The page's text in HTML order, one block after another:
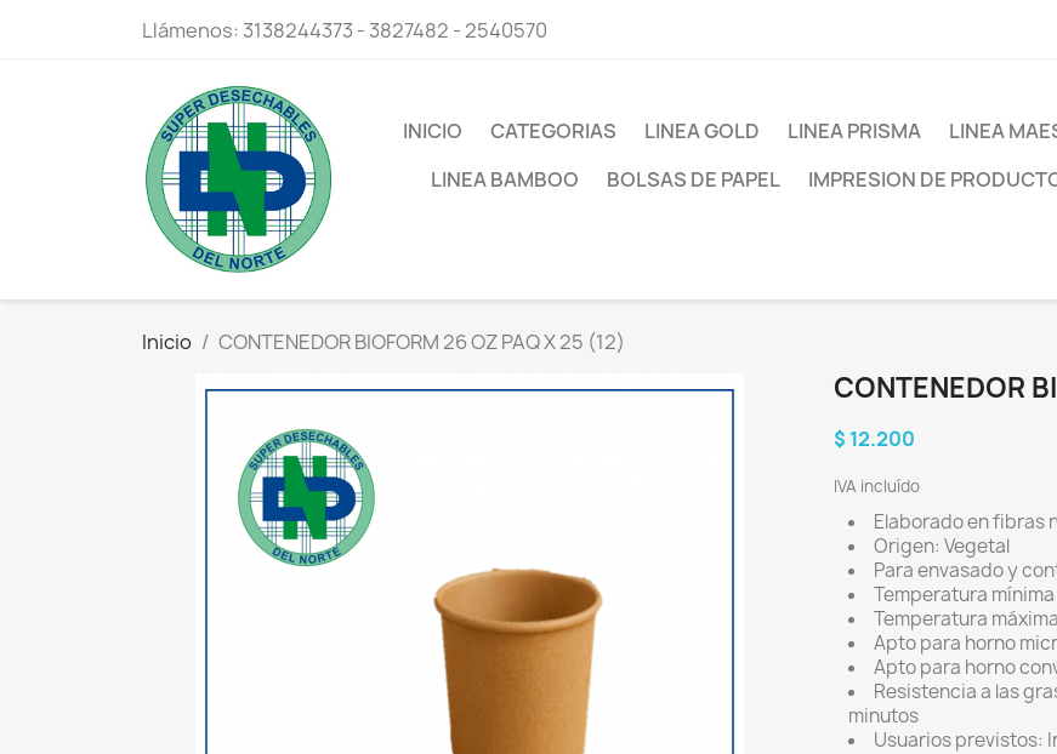
Llámenos: 3138244373 - 3827482 - 2540570
INICIO CATEGORIAS LINEA GOLD LINEA PRISMA LINEA
LINEA BAMBOO
BOLSAS DE PAPEL IMPRESION DE
Inicio CONTENEDOR BIOFORM 26 OZ PAQ X 25 (12)
CONTENEDOR
$ 12.200
IVA incluído
Elaborado en fibras
Origen: Vegetal
Para envasado y
Temperatura mínima
Temperatura
Apto para horno
Apto para horno
Resistencia a las
minutos
Usuarios previstos: